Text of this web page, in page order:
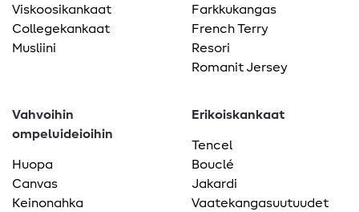
Viskoosikankaat
Collegekankaat
Musliini
Farkkukangas
French Terry
Resori
Romanit Jersey
Vahvoihin
ompeluideioihin
Huopa
Canvas
Keinonahka
Erikoiskankaat
Tencel
Bouclé
Jakardi
Vaatekangasuutuudet